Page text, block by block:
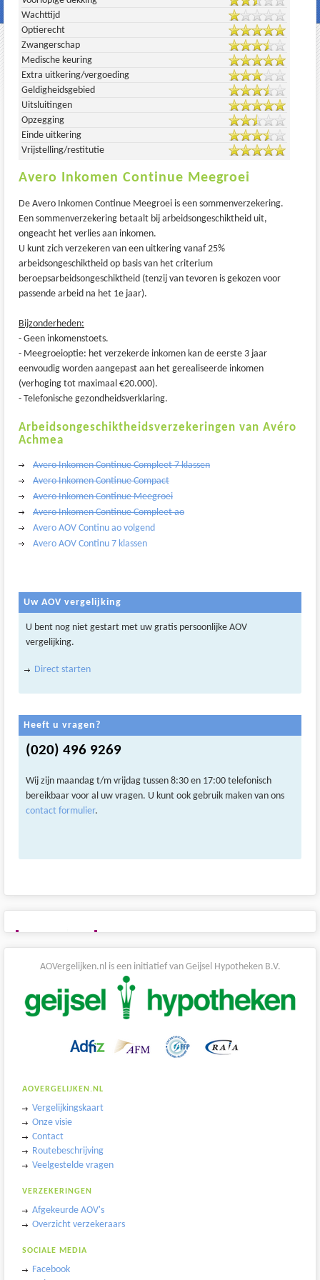
Wachttijd
Optierecht
Zwangerschap
Medische keuring
Extra uitkering/vergoeding
Geldigheidsgebied
Uitsluitingen
Opzegging
Einde uitkering
Vrijstelling/restitutie
Avero Inkomen Continue Meegroei
De Avero Inkomen Continue Meegroei is een sommenverzekering.
Een sommenverzekering betaalt bij arbeidsongeschiktheid uit,
ongeacht het verlies aan inkomen.
U kunt zich verzekeren van een uitkering vanaf 25%
arbeidsongeschiktheid op basis van het criterium
beroepsarbeidsongeschiktheid (tenzij van tevoren is gekozen voor
passende arbeid na het 1e jaar).
Bijzonderheden:
- Geen inkomenstoets.
- Meegroeioptie: het verzekerde inkomen kan de eerste 3 jaar
eenvoudig worden aangepast aan het gerealiseerde inkomen
(verhoging tot maximaal €20.000).
- Telefonische gezondheidsverklaring.
Arbeidsongeschiktheidsverzekeringen van Avéro
Achmea
Avero Inkomen Continue Compleet 7 klassen
Avero Inkomen Continue Compact
Avero Inkomen Continue Meegroei
Avero Inkomen Continue Compleet ao
Avero AOV Continu ao volgend
Avero AOV Continu 7 klassen
Uw AOV vergelijking
U bent nog niet gestart met uw gratis persoonlijke AOV
vergelijking.
Direct starten
Heeft u vragen?
(020) 496 9269
Wij zijn maandag t/m vrijdag tussen 8:30 en 17:00 telefonisch
bereikbaar voor al uw vragen. U kunt ook gebruik maken van ons
contact formulier.
AOVergelijken.nl is een initiatief van Geijsel Hypotheken B.V.
AOVERGELIJKEN.NL
Vergelijkingskaart
Onze visie
Contact
Routebeschrijving
Veelgestelde vragen
VERZEKERINGEN
Afgekeurde AOV's
Overzicht verzekeraars
SOCIALE MEDIA
Facebook